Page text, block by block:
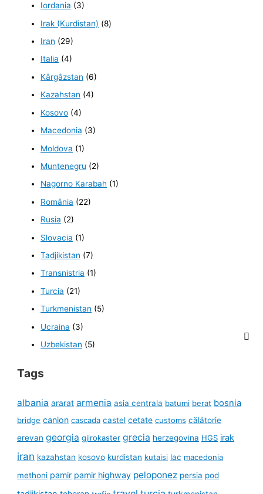
Iordania (3)
Irak (Kurdistan) (8)
Iran (29)
Italia (4)
Kârgâzstan (6)
Kazahstan (4)
Kosovo (4)
Macedonia (3)
Moldova (1)
Muntenegru (2)
Nagorno Karabah (1)
România (22)
Rusia (2)
Slovacia (1)
Tadjikistan (7)
Transnistria (1)
Turcia (21)
Turkmenistan (5)
Ucraina (3)
Uzbekistan (5)
Tags
albania ararat armenia asia centrala batumi berat bosnia
bridge canion cascada castel cetate customs călătorie
erevan georgia gjirokaster grecia herzegovina HGS irak
iran kazahstan kosovo kurdistan kutaisi lac macedonia
methoni pamir pamir highway peloponez persia pod